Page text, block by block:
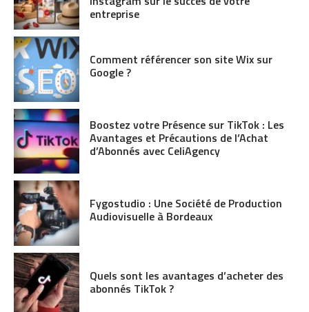
entreprise
Comment référencer son site Wix sur
Google ?
Boostez votre Présence sur TikTok : Les
Avantages et Précautions de l’Achat
d’Abonnés avec CeliAgency
Fygostudio : Une Société de Production
Audiovisuelle à Bordeaux
Quels sont les avantages d’acheter des
abonnés TikTok ?